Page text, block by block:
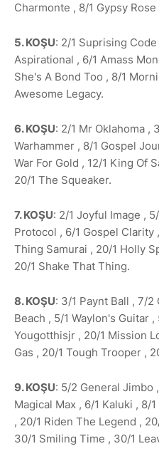
Charmonte , 8/1 Gypsy
5. KOŞU: 2/1 Suprising
Aspirational , 6/1 Amass
She's A Bond Too , 8/1
Awesome Legacy.
6. KOŞU: 2/1 Mr Oklahoma ,
Warhammer , 8/1 Gospel
War For Gold , 12/1 King Of
20/1 The Squeaker.
7. KOŞU: 2/1 Joyful Image ,
Protocol , 6/1 Gospel Clarity
Thing Samurai , 20/1 Holly
20/1 Shake That Thing.
8. KOŞU: 3/1 Paynt Ball , 7/
Beach , 5/1 Waylon's Guitar
Yougotthisjr , 20/1 Mission
Gas , 20/1 Tough Trooper ,
9. KOŞU: 5/2 General Jimbo
Magical Max , 6/1 Kaluki , 8/
, 20/1 Riden The Legend ,
30/1 Smiling Time , 30/1